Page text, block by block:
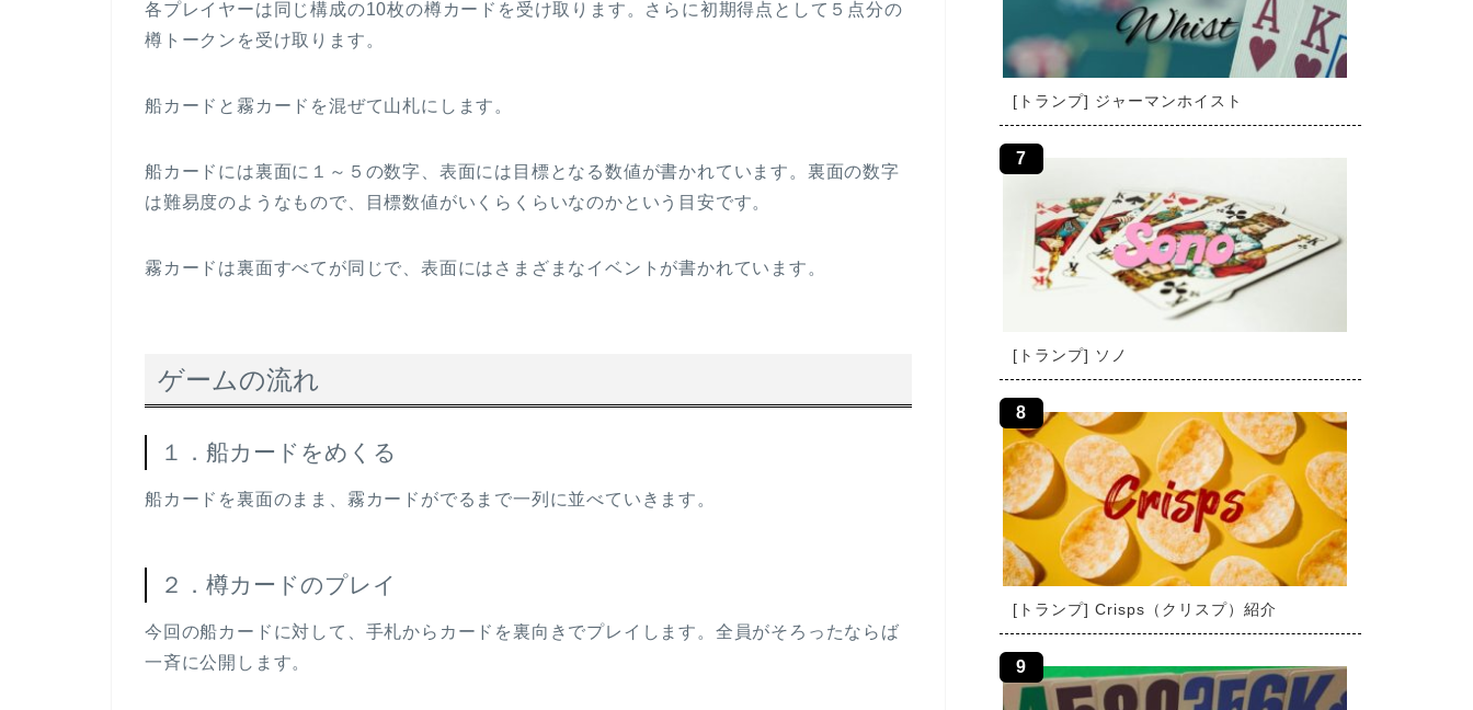
各プレイヤーは同じ構成の10枚の樽カードを受け取ります。さらに初期得点として５点分の
樽トークンを受け取ります。
船カードと霧カードを混ぜて山札にします。
船カードには裏面に１～５の数字、表面には目標となる数値が書かれています。裏面の数字
は難易度のようなもので、目標数値がいくらくらいなのかという目安です。
霧カードは裏面すべてが同じで、表面にはさまざまなイベントが書かれています。
ゲームの流れ
１．船カードをめくる
船カードを裏面のまま、霧カードがでるまで一列に並べていきます。
２．樽カードのプレイ
今回の船カードに対して、手札からカードを裏向きでプレイします。全員がそろったならば
一斉に公開します。
[トランプ] ジャーマンホイスト
[トランプ] ソノ
[トランプ] Crisps（クリスプ）紹介